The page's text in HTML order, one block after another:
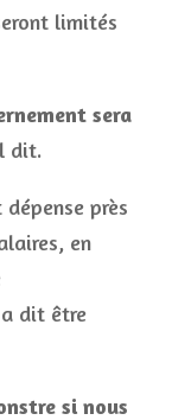
limités
sera
dit.
près
en
dit être
si nous